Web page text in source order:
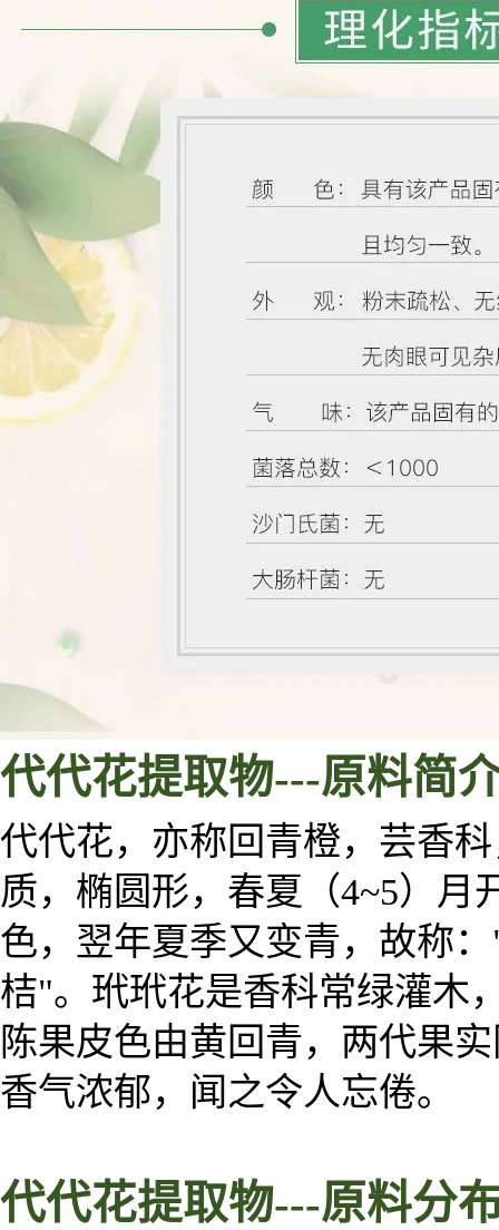
代代花提取物---原料简
代代花，亦称回青橙，芸香
质，椭圆形，春夏（4~5）月
色，翌年夏季又变青，故称
桔"。玳玳花是香科常绿灌木
陈果皮色由黄回青，两代果
香气浓郁，闻之令人忘倦。
代代花提取物---原料分